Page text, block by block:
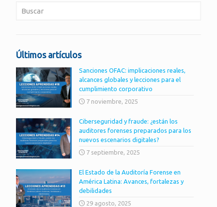
Últimos artículos
Sanciones OFAC: implicaciones reales,
alcances globales y lecciones para el
cumplimiento corporativo
7 noviembre, 2025
Ciberseguridad y fraude: ¿están los
auditores forenses preparados para los
nuevos escenarios digitales?
7 septiembre, 2025
El Estado de la Auditoría Forense en
América Latina: Avances, fortalezas y
debilidades
29 agosto, 2025